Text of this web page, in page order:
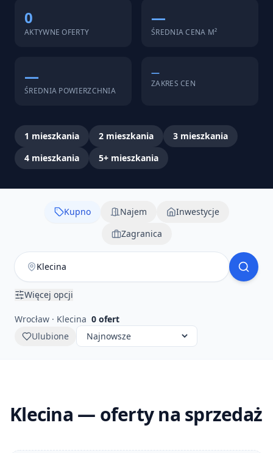
0
AKTYWNE OFERTY
—
ŚREDNIA CENA M²
—
ŚREDNIA POWIERZCHNIA
—
ZAKRES CEN
1 mieszkania 2 mieszkania 3 mieszkania
4 mieszkania 5+ mieszkania
Kupno Najem
Inwestycje
Zagranica
Więcej opcji
Wrocław · Klecina 0 ofert
Ulubione
Klecina — oferty na sprzedaż